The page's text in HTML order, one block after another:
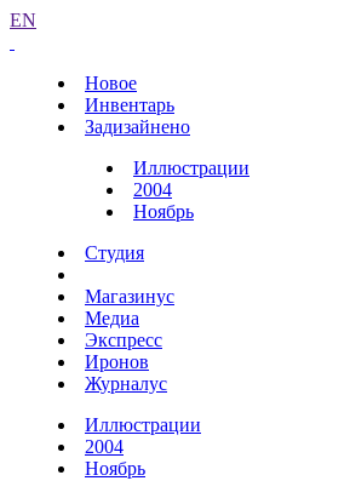
EN
Новое
Инвентарь
Задизайнено
Иллюстрации
2004
Ноябрь
Студия
Магазинус
Медиа
Экспресс
Иронов
Журналус
Иллюстрации
2004
Ноябрь